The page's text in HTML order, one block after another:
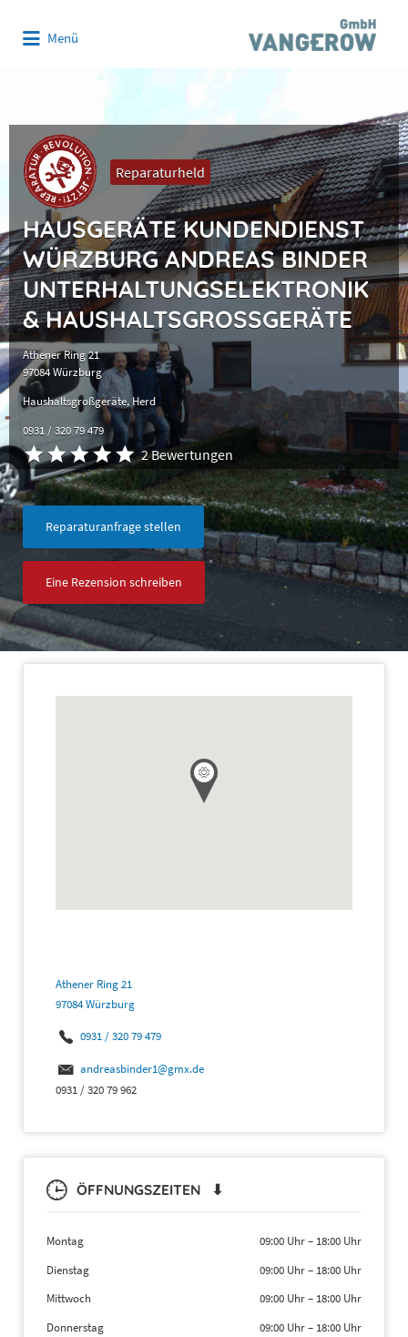
Menü
Reparaturheld
HAUSGERÄTE KUNDENDIENST
WÜRZBURG ANDREAS BINDER
UNTERHALTUNGSELEKTRONIK
& HAUSHALTSGROSSGERÄTE
Athener Ring 21
97084 Würzburg
Haushaltsgroßgeräte Herd
0931 / 320 79 479
2 Bewertungen
Reparaturanfrage stellen
Eine Rezension schreiben
Athener Ring 21
97084 Würzburg
0931 / 320 79 479
andreasbinder1@gmx.de
0931 / 320 79 962
ÖFFNUNGSZEITEN ⬇
Montag 09:00 Uhr– 18:00 Uhr
Dienstag
09:00 Uhr– 18:00 Uhr
Mittwoch
09:00 Uhr– 18:00 Uhr
Donnerstag
09:00 Uhr– 18:00 Uhr